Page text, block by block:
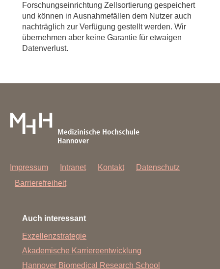
Forschungseinrichtung Zellsortierung gespeichert
und können in Ausnahmefällen dem Nutzer auch
nachträglich zur Verfügung gestellt werden. Wir
übernehmen aber keine Garantie für etwaigen
Datenverlust.
Impressum Intranet Kontakt
Datenschutz
Barrierefreiheit
Auch interessant
Exzellenzstrategie
Akademische Karriereentwicklung
Hannover Biomedical Research School